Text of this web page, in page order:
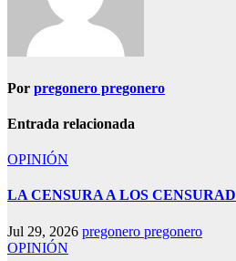
Por pregonero pregonero
Entrada relacionada
OPINIÓN
LA CENSURA A LOS
Jul 29, 2026 pregonero pregonero
OPINIÓN